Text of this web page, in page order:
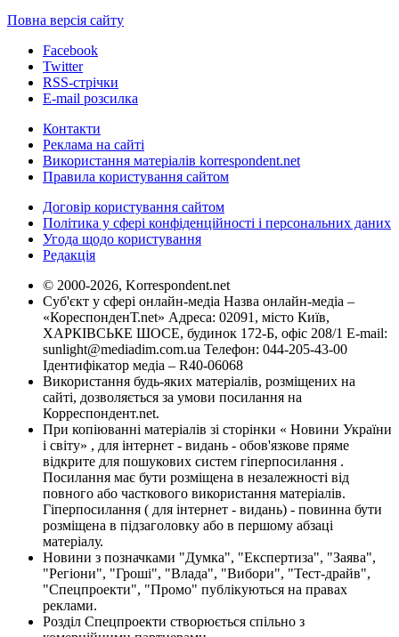
Повна версія сайту
Facebook
Twitter
RSS-стрічки
E-mail розсилка
Контакти
Реклама на сайті
Використання матеріалів korrespondent.net
Правила користування сайтом
Договір користування сайтом
Політика у сфері конфіденційності і персональних даних
Угода щодо користування
Редакція
© 2000-2026, Korrespondent.net
Суб'єкт у сфері онлайн-медіа Назва онлайн-медіа –
«КореспонденТ.net» Адреса: 02091, місто Київ,
ХАРКІВСЬКЕ ШОСЕ, будинок 172-Б, офіс 208/1 E-mail:
sunlight@mediadim.com.ua Телефон: 044-205-43-00
Ідентифікатор медіа – R40-06068
Використання будь-яких матеріалів, розміщених на
сайті, дозволяється за умови посилання на
Корреспондент.net.
При копіюванні матеріалів зі сторінки « Новини України
і світу» , для інтернет - видань - обов'язкове пряме
відкрите для пошукових систем гіперпосилання .
Посилання має бути розміщена в незалежності від
повного або часткового використання матеріалів.
Гіперпосилання ( для інтернет - видань) - повинна бути
розміщена в підзаголовку або в першому абзаці
матеріалу.
Новини з позначками "Думка", "Експертиза", "Заява",
"Регіони", "Гроші", "Влада", "Вибори", "Тест-драйв",
"Спецпроекти", "Промо" публікуються на правах
реклами.
Розділ Спецпроекти створюється спільно з